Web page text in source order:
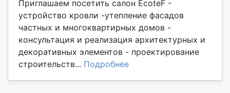
Приглашаем посетить салон EcoteF -
устройство кровли -утепление фасадов
частных и многоквартирных домов -
консультация и реализация архитектурных и
декоративных элементов - проектирование
строительств... Подробнее